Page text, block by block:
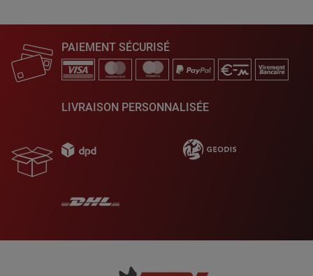
PAIEMENT SÉCURISÉ
LIVRAISON PERSONNALISÉE